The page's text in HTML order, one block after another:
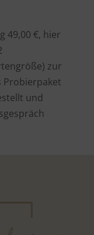
49,00 €, hier
zur
Probierpaket
und